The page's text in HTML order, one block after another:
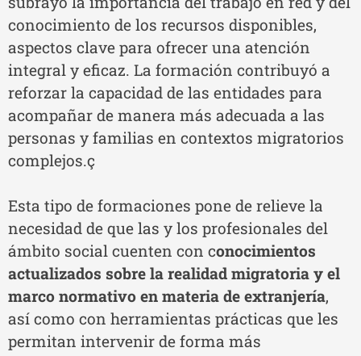
conocimiento de los recursos disponibles,
aspectos clave para ofrecer una atención
integral y eficaz. La formación contribuyó a
reforzar la capacidad de las entidades para
acompañar de manera más adecuada a las
personas y familias en contextos migratorios
complejos.ç
Esta tipo de formaciones pone de relieve la
necesidad de que las y los profesionales del
ámbito social cuenten con conocimientos
actualizados sobre la realidad migratoria y el
marco normativo en materia de extranjería,
así como con herramientas prácticas que les
permitan intervenir de forma más